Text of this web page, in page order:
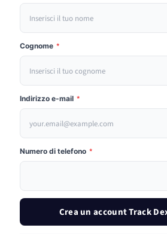
Cognome *
Indirizzo e-mail *
Numero di telefono *
Crea un account Track